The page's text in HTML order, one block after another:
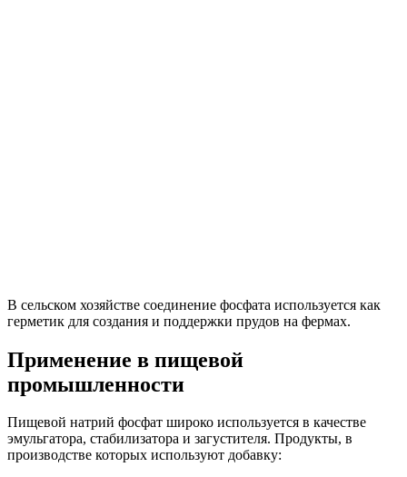
В сельском хозяйстве соединение фосфата используется как
герметик для создания и поддержки прудов на фермах.
Применение в пищевой
промышленности
Пищевой натрий фосфат широко используется в качестве
эмульгатора, стабилизатора и загустителя. Продукты, в
производстве которых используют добавку: